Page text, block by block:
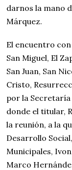
darnos la mano
Márquez.
El encuentro
San Miguel, El
San Juan, San
Cristo,
por la
donde el titular,
la reunión, a la
Desarrollo
Municipales,
Marco